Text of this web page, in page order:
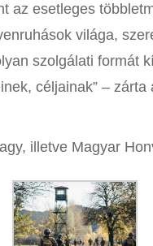
az esetleges
világa,
szolgálati formát
céljainak” –
illetve Magyar